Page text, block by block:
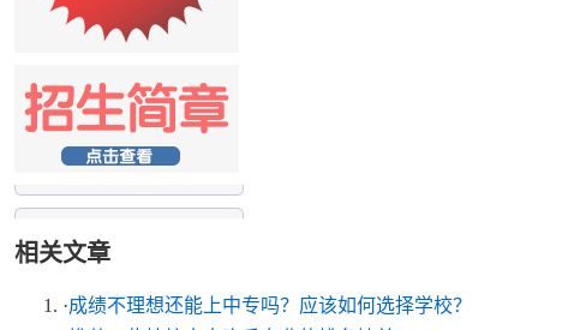
相关文章
·成绩不理想还能上中专吗？应该如何选择学校？